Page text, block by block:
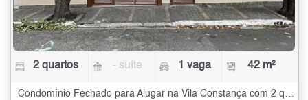
2 quartos - suíte 1 vaga 42 m²
Condomínio Fechado para Alugar na Vila Constança com 2 quartos - 42 m²